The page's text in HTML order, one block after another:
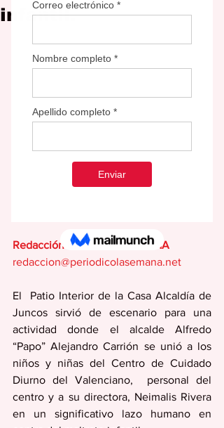
infantil.
Redacción EDITORIAL SEMANA
redaccion@periodicolasemana.net
El  Patio Interior de la Casa Alcaldía de
Juncos sirvió de escenario para una
actividad donde el alcalde Alfredo
“Papo” Alejandro Carrión se unió a los
niños y niñas del Centro de Cuidado
Diurno del Valenciano,  personal del
centro y a su directora, Neimalis Rivera
en un significativo lazo humano en